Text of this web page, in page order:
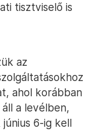
tisztviselő is
az
ahol korábban
a levélben,
6-ig kell